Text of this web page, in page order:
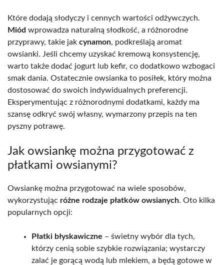
Które dodają słodyczy i cennych wartości odżywczych.
Miód wprowadza naturalną słodkość, a różnorodne
przyprawy, takie jak cynamon, podkreślają aromat
owsianki. Jeśli chcemy uzyskać kremową konsystencję,
warto także dodać jogurt lub kefir, co dodatkowo wzbogaci
smak dania. Ostatecznie owsianka to posiłek, który można
dostosować do swoich indywidualnych preferencji.
Eksperymentując z różnorodnymi dodatkami, każdy ma
szansę odkryć swój własny, wymarzony przepis na ten
pyszny potrawę.
Jak owsiankę można przygotować z
płatkami owsianymi?
Owsiankę można przygotować na wiele sposobów,
wykorzystując różne rodzaje płatków owsianych. Oto kilka
popularnych opcji:
Płatki błyskawiczne – świetny wybór dla tych,
którzy cenią sobie szybkie rozwiązania; wystarczy
zalać je gorącą wodą lub mlekiem, a będą gotowe w